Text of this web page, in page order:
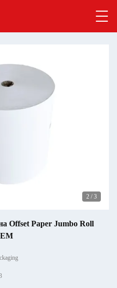
2 / 3
Offset Paper Jumbo Roll